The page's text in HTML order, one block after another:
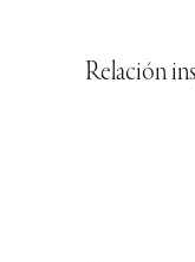
Relación